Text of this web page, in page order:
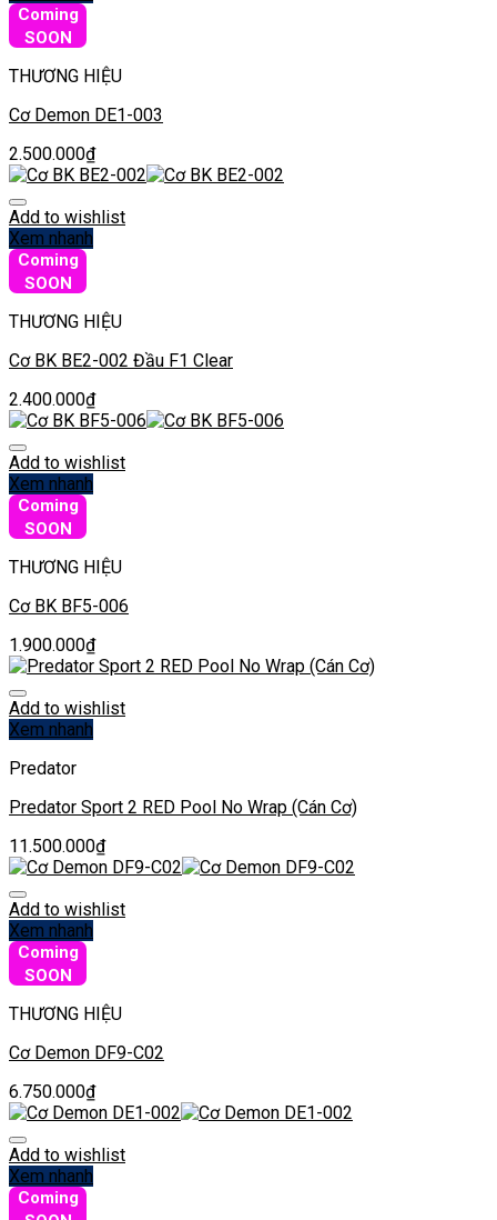
Coming
SOON
THƯƠNG HIỆU
Cơ Demon DE1-003
2.500.000₫
Add to wishlist
Xem nhanh
Coming
SOON
THƯƠNG HIỆU
Cơ BK BE2-002 Đầu F1 Clear
2.400.000₫
Add to wishlist
Xem nhanh
Coming
SOON
THƯƠNG HIỆU
Cơ BK BF5-006
1.900.000₫
Add to wishlist
Xem nhanh
Predator
Predator Sport 2 RED Pool No Wrap (Cán Cơ)
11.500.000₫
Add to wishlist
Xem nhanh
Coming
SOON
THƯƠNG HIỆU
Cơ Demon DF9-C02
6.750.000₫
Add to wishlist
Xem nhanh
Coming